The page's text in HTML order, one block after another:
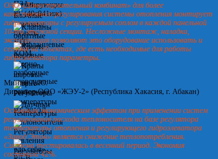
ОАО «Домостроительный комбинат» для более
качественного регулирования системы отопления монтирует
гидроэлеваторы с регулируемым соплом в каждой панельной
10-ти этажной секции. Несложные монтаж, наладка,
эксплуатация позволяют это оборудование использовать и
сегодня на объектах, где есть необходимые для работы
гидроэлеватора параметры.
Минин А.Ю.
Директор ООО «ЖЭУ-2» (Республика Хакасия, г. Абакан)
Основным экономическим эффектом при применении систем
регулирования расхода теплоносителя на базе регулятора
температуры отопления и регулирующего гидроэлеватора
«Завод Этон» является снижение теплопотребления.
Система тестировалась в весенний период. Экономия
составила 42%.